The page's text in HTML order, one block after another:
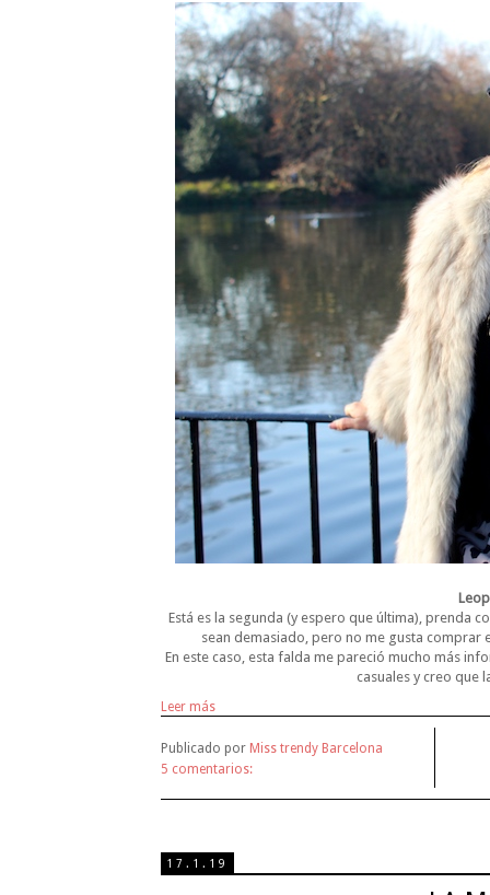
Está es la segunda (y espero que última), prenda
sean demasiado, pero no me gusta comprar
En este caso, esta falda me pareció mucho más
casuales y creo que
Leer más
Publicado por Miss trendy Barcelona
5 comentarios:
17.1.19